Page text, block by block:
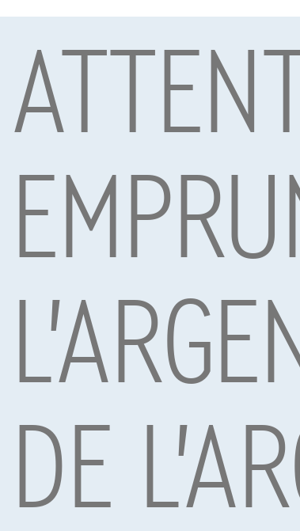
Voitures les plus
Mitsubishi ASX
10 km 07/2025
€21.495 1
€324,56 /mois avec une dernière
DE